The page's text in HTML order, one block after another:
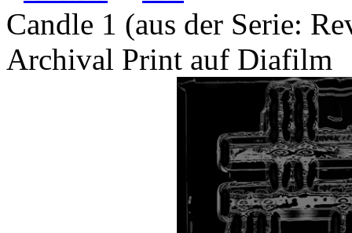
Candle 1 (aus der Serie:
Archival Print auf Diafilm